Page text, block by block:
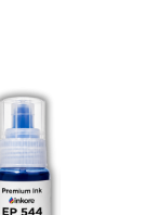
Current
price
is:
S/ 15.00.